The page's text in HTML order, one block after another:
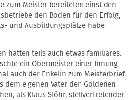
zum Meister bereiteten einst den
den Boden für den Erfolg,
und Ausbildungsplätze habe
hatten teils auch etwas familiäres.
ein Obermeister einer Innung
auch der Enkelin zum Meisterbrief.
dem eigenen Vater den Goldenen
als Klaus Stöhr, stellvertretender